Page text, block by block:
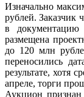
Изначально
рублей. Заказчик
в документацию
размещена
до 120 млн
переносились
результате, хотя
апреле, торги
Аукцион признан